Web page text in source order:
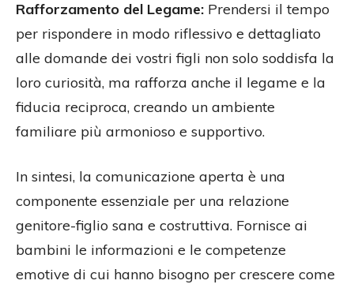
Rafforzamento del Legame: Prendersi il tempo
per rispondere in modo riflessivo e dettagliato
alle domande dei vostri figli non solo soddisfa la
loro curiosità, ma rafforza anche il legame e la
fiducia reciproca, creando un ambiente
familiare più armonioso e supportivo.
In sintesi, la comunicazione aperta è una
componente essenziale per una relazione
genitore-figlio sana e costruttiva. Fornisce ai
bambini le informazioni e le competenze
emotive di cui hanno bisogno per crescere come